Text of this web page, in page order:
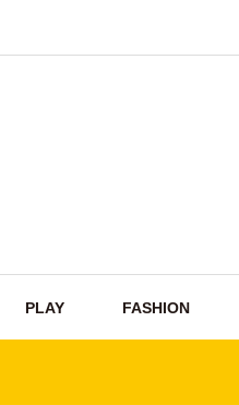
PLAY FASHION